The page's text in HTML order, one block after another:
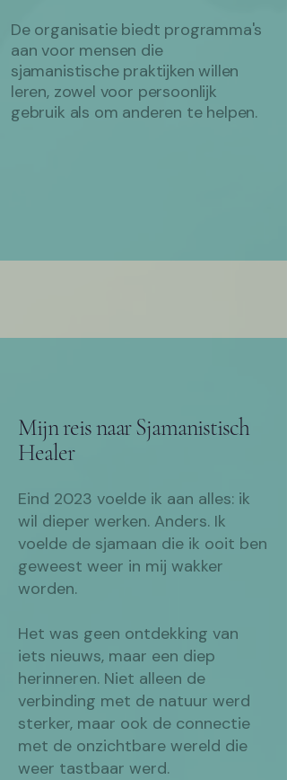
De organisatie biedt programma's
aan voor mensen die
sjamanistische praktijken willen
leren, zowel voor persoonlijk
gebruik als om anderen te helpen.​​
Mijn reis naar Sjamanistisch
Healer
Eind 2023 voelde ik aan alles: ik
wil dieper werken. Anders. Ik
voelde de sjamaan die ik ooit ben
geweest weer in mij wakker
worden.
Het was geen ontdekking van
iets nieuws, maar een diep
herinneren. Niet alleen de
verbinding met de natuur werd
sterker, maar ook de connectie
met de onzichtbare wereld die
weer tastbaar werd.